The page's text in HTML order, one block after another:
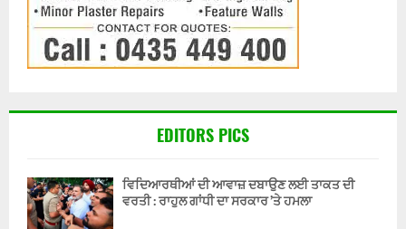
EDITORS PICS
ਵਿਦਿਆਰਥੀਆਂ ਦੀ ਆਵਾਜ਼ ਦਬਾਉਣ ਲਈ ਤਾਕਤ ਦੀ
ਵਰਤੀ : ਰਾਹੁਲ ਗਾਂਧੀ ਦਾ ਸਰਕਾਰ ’ਤੇ ਹਮਲਾ